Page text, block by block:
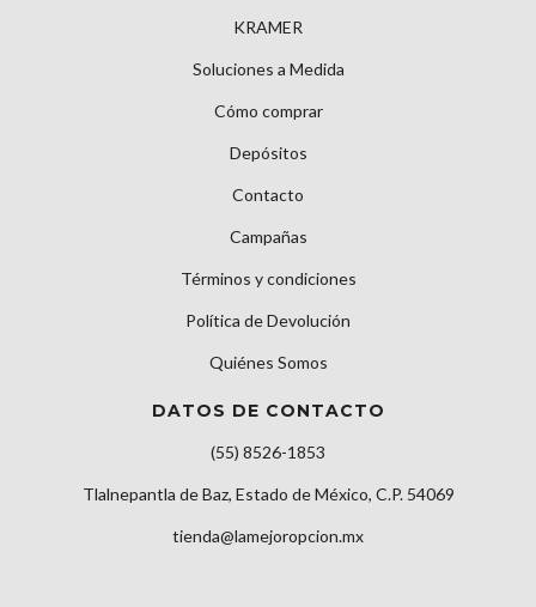
KRAMER
Soluciones a Medida
Cómo comprar
Depósitos
Contacto
Campañas
Términos y condiciones
Política de Devolución
Quiénes Somos
DATOS DE CONTACTO
(55) 8526-1853
Tlalnepantla de Baz, Estado de México, C.P. 54069
tienda@lamejoropcion.mx